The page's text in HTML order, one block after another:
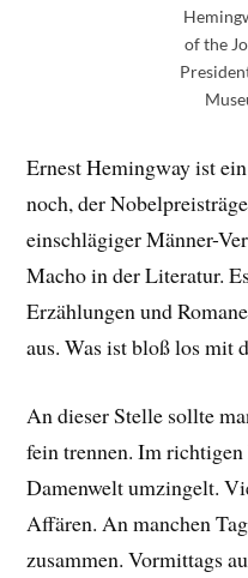
of the
Ernest Hemingway ist
noch, der
einschlägiger Männer-
Macho in der Literatur.
Erzählungen und
aus. Was ist bloß los mit
An dieser Stelle sollte
fein trennen. Im
Damenwelt umzingelt.
Affären. An manchen
zusammen. Vormittags